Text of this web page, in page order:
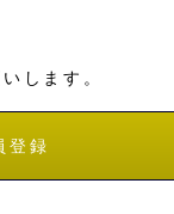
します。
登録